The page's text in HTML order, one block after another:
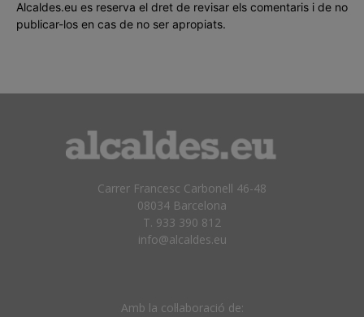
Alcaldes.eu es reserva el dret de revisar els comentaris i de no
publicar-los en cas de no ser apropiats.
Carrer Francesc Carbonell 46-48
08034 Barcelona
T. 933 390 812
info@alcaldes.eu
Amb la col·laboració de: